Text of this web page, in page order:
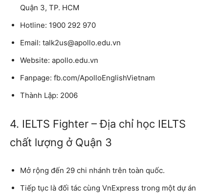
Quận 3, TP. HCM
Hotline: 1900 292 970
Email: talk2us@apollo.edu.vn
Website: apollo.edu.vn
Fanpage: fb.com/ApolloEnglishVietnam
Thành Lập: 2006
4. IELTS Fighter – Địa chỉ học IELTS
chất lượng ở Quận 3
Mở rộng đến 29 chi nhánh trên toàn quốc.
Tiếp tục là đối tác cùng VnExpress trong một dự án